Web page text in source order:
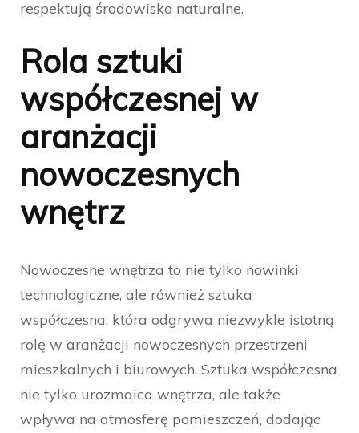
respektują środowisko naturalne.
Rola sztuki
współczesnej w
aranżacji
nowoczesnych
wnętrz
Nowoczesne wnętrza to nie tylko nowinki
technologiczne, ale również sztuka
współczesna, która odgrywa niezwykle istotną
rolę w aranżacji nowoczesnych przestrzeni
mieszkalnych i biurowych. Sztuka współczesna
nie tylko urozmaica wnętrza, ale także
wpływa na atmosferę pomieszczeń, dodając